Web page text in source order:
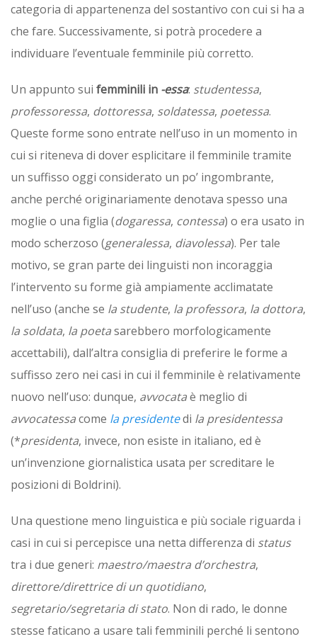
categoria di appartenenza del sostantivo con cui si ha a
che fare. Successivamente, si potrà procedere a
individuare l’eventuale femminile più corretto.
Un appunto sui femminili in -essa: studentessa,
professoressa, dottoressa, soldatessa, poetessa.
Queste forme sono entrate nell’uso in un momento in
cui si riteneva di dover esplicitare il femminile tramite
un suffisso oggi considerato un po’ ingombrante,
anche perché originariamente denotava spesso una
moglie o una figlia (dogaressa, contessa) o era usato in
modo scherzoso (generalessa, diavolessa). Per tale
motivo, se gran parte dei linguisti non incoraggia
l’intervento su forme già ampiamente acclimatate
nell’uso (anche se la studente, la professora, la dottora,
la soldata, la poetasarebbero morfologicamente
accettabili), dall’altra consiglia di preferire le forme a
suffisso zero nei casi in cui il femminile è relativamente
nuovo nell’uso: dunque, avvocataè meglio di
avvocatessacome la presidentedi la presidentessa
(*presidenta, invece, non esiste in italiano, ed è
un’invenzione giornalistica usata per screditare le
posizioni di Boldrini).
Una questione meno linguistica e più sociale riguarda i
casi in cui si percepisce una netta differenza di status
tra i due generi: maestro/maestra d’orchestra,
direttore/direttrice di un quotidiano,
segretario/segretaria di stato. Non di rado, le donne
stesse faticano a usare tali femminili perché li sentono